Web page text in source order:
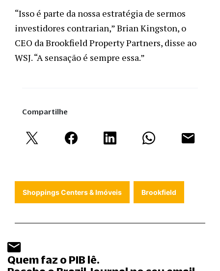
“Isso é parte da nossa estratégia de sermos
investidores contrarian,” Brian Kingston, o
CEO da Brookfield Property Partners, disse ao
WSJ. “A sensação é sempre essa.”
Compartilhe
Shoppings Centers & Imóveis Brookfield
Quem faz o PIB lê.